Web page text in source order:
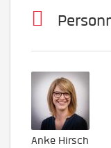
Anke Hirsch